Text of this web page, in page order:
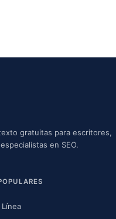
gratuitas para escritores,
en SEO.